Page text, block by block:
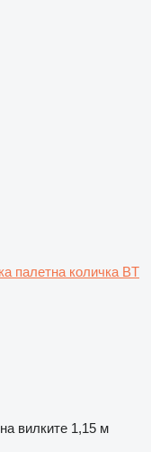
палетна количка BT
вилките 1,15 м